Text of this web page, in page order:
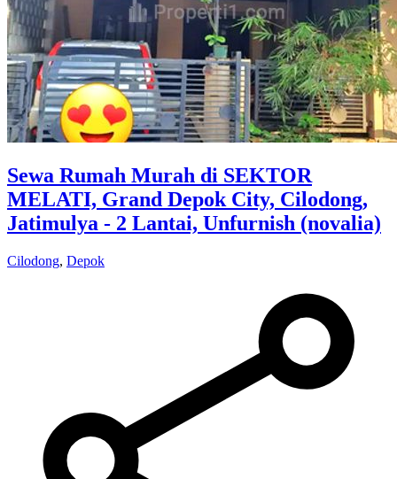
Sewa Rumah Murah di SEKTOR
MELATI, Grand Depok City, Cilodong,
Jatimulya - 2 Lantai, Unfurnish (novalia)
Cilodong, Depok